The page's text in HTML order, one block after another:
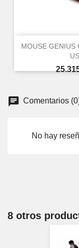
MOUSE GENIUS
Comentarios
No hay
8 otros